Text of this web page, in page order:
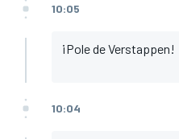
10:05
¡Pole de Verstappen!
10:04